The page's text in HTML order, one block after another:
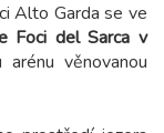
Alto Garda se ve
Foci del Sarca v
věnovanou